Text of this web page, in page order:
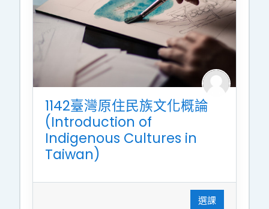
1142臺灣原住民族文化概論
(Introduction of
Indigenous Cultures in
Taiwan)
選課